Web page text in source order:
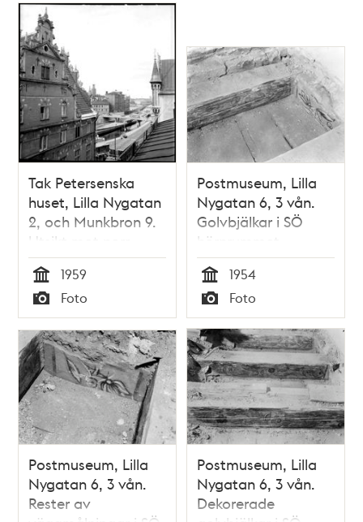
Tak Petersenska
huset, Lilla Nygatan
2, och Munkbron 9.
Utsikt mot norr
Tid
1959
Typ
Foto
Postmuseum, Lilla
Nygatan 6, 3 vån.
Golvbjälkar i SÖ
hörnrummet.
Tid
1954
Typ
Foto
Postmuseum, Lilla
Nygatan 6, 3 vån.
Rester av
Postmuseum, Lilla
Nygatan 6, 3 vån.
Dekorerade